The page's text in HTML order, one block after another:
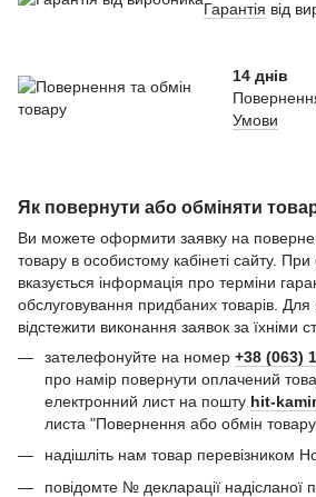
Гарантія від
14 днів
Умови
Як повернути або обміняти
Ви можете оформити заявку на
товару в особистому кабінеті сайту.
вказується інформація про терміни
обслуговування придбаних товарів. Для
відстежити виконання заявок за їхніми
зателефонуйте на номер +38 (063)
про намір повернути оплачений
електронний лист на пошту hit-
листа "Повернення або обмін
надішліть нам товар перевізником
повідомте № декларації надісланої